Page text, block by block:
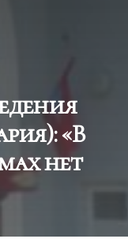
«В
нет